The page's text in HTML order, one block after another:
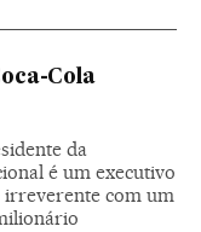
Cola
da
é um executivo
irreverente com um